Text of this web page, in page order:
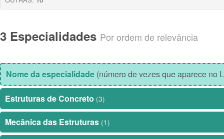
3 Especialidades Por ordem de relevância
Nome da especialidade (número de vezes que aparece no
Estruturas de Concreto (3)
Mecânica das Estruturas (1)